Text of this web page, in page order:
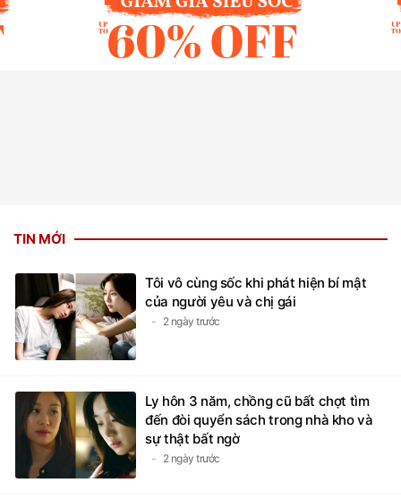
TIN MỚI
Tôi vô cùng sốc khi phát hiện bí mật
của người yêu và chị gái
2 ngày trước
Ly hôn 3 năm, chồng cũ bất chợt tìm
đến đòi quyển sách trong nhà kho và
sự thật bất ngờ
2 ngày trước